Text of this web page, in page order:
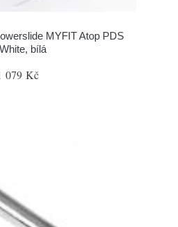
MYFIT Atop PDS
White, bílá
079 Kč